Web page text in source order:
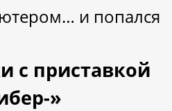
и попался
с приставкой
»